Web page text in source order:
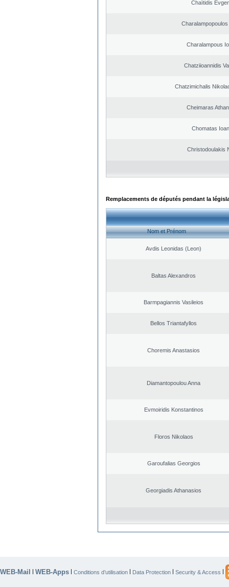
Chaïtidis
Charalampous
Chatziioannidis
Chatzimichalis
Cheimaras
Chomatas
Christodoulakis
Remplacements de députés pendant la
Nom et Prénom
Avdis Leonidas (Leon)
Baltas Alexandros
Barmpagiannis Vasileios
Bellos Triantafyllos
Choremis Anastasios
Diamantopoulou Anna
Evmoiridis Konstantinos
Floros Nikolaos
Garoufalias Georgios
Georgiadis Athanasios
WEB-Mail | WEB-Apps | Conditions d’utilisation | Data Protection | Security & Access |